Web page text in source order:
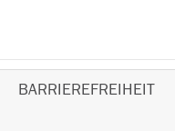
BARRIEREFREIHEIT